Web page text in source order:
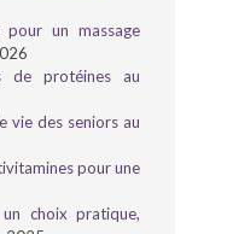
pour un massage
de protéines au
vie des seniors au
pour une
choix pratique,